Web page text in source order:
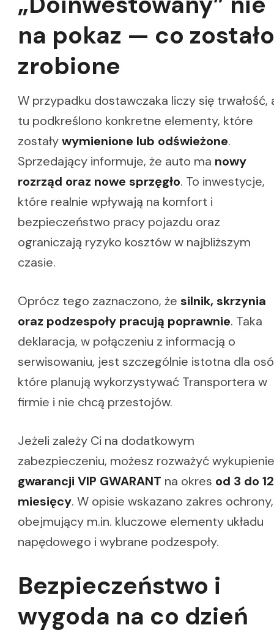
na pokaz — co zostało
zrobione
W przypadku dostawczaka liczy się trwałość,
tu podkreślono konkretne elementy, które
zostaływymienione lub odświeżone.
Sprzedający informuje, że auto ma nowy
rozrząd oraz nowe sprzęgło. To inwestycje,
które realnie wpływają na komfort i
bezpieczeństwo pracy pojazdu oraz
ograniczają ryzyko kosztów w najbliższym
czasie.
Oprócz tego zaznaczono, że silnik, skrzynia
oraz podzespoły pracują poprawnie. Taka
deklaracja, w połączeniu z informacją o
serwisowaniu, jest szczególnie istotna dla
które planują wykorzystywać Transportera w
firmie i nie chcą przestojów.
Jeżeli zależy Ci na dodatkowym
zabezpieczeniu, możesz rozważyć wykupienie
gwarancji VIP GWARANT na okres od 3 do 12
miesięcy. W opisie wskazano zakres ochrony,
obejmujący m.in. kluczowe elementy układu
napędowego i wybrane podzespoły.
Bezpieczeństwo i
wygoda na co dzień